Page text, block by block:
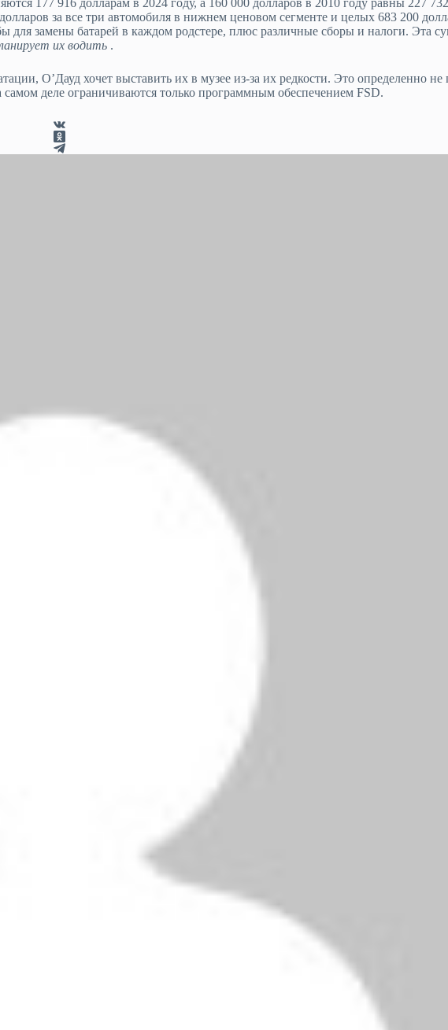
177 916 долларам в 2024 году, а 160 000 долларов в 2010 году равны 227
за все три автомобиля в нижнем ценовом сегменте и целых 683 200
для замены батарей в каждом родстере, плюс различные сборы и налоги. Эта
их водить .
О’Дауд хочет выставить их в музее из-за их редкости. Это определенно не
деле ограничиваются только программным обеспечением FSD.